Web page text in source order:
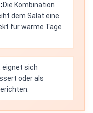
Die Kombination
dem Salat eine
für warme Tage
eignet sich
oder als